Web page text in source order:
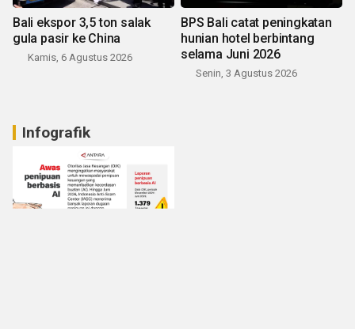
Bali ekspor 3,5 ton salak
gula pasir ke China
Kamis, 6 Agustus 2026
BPS Bali catat peningkatan
hunian hotel berbintang
selama Juni 2026
Senin, 3 Agustus 2026
Infografik